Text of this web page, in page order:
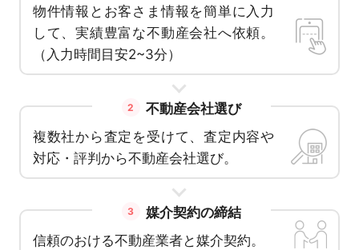
物件情報とお客さま情報を簡単に入力
して、実績豊富な不動産会社へ依頼。
（入力時間目安2~3分）
2
不動産会社選び
複数社から査定を受けて、査定内容や
対応・評判から不動産会社選び。
3
媒介契約の締結
信頼のおける不動産業者と媒介契約。